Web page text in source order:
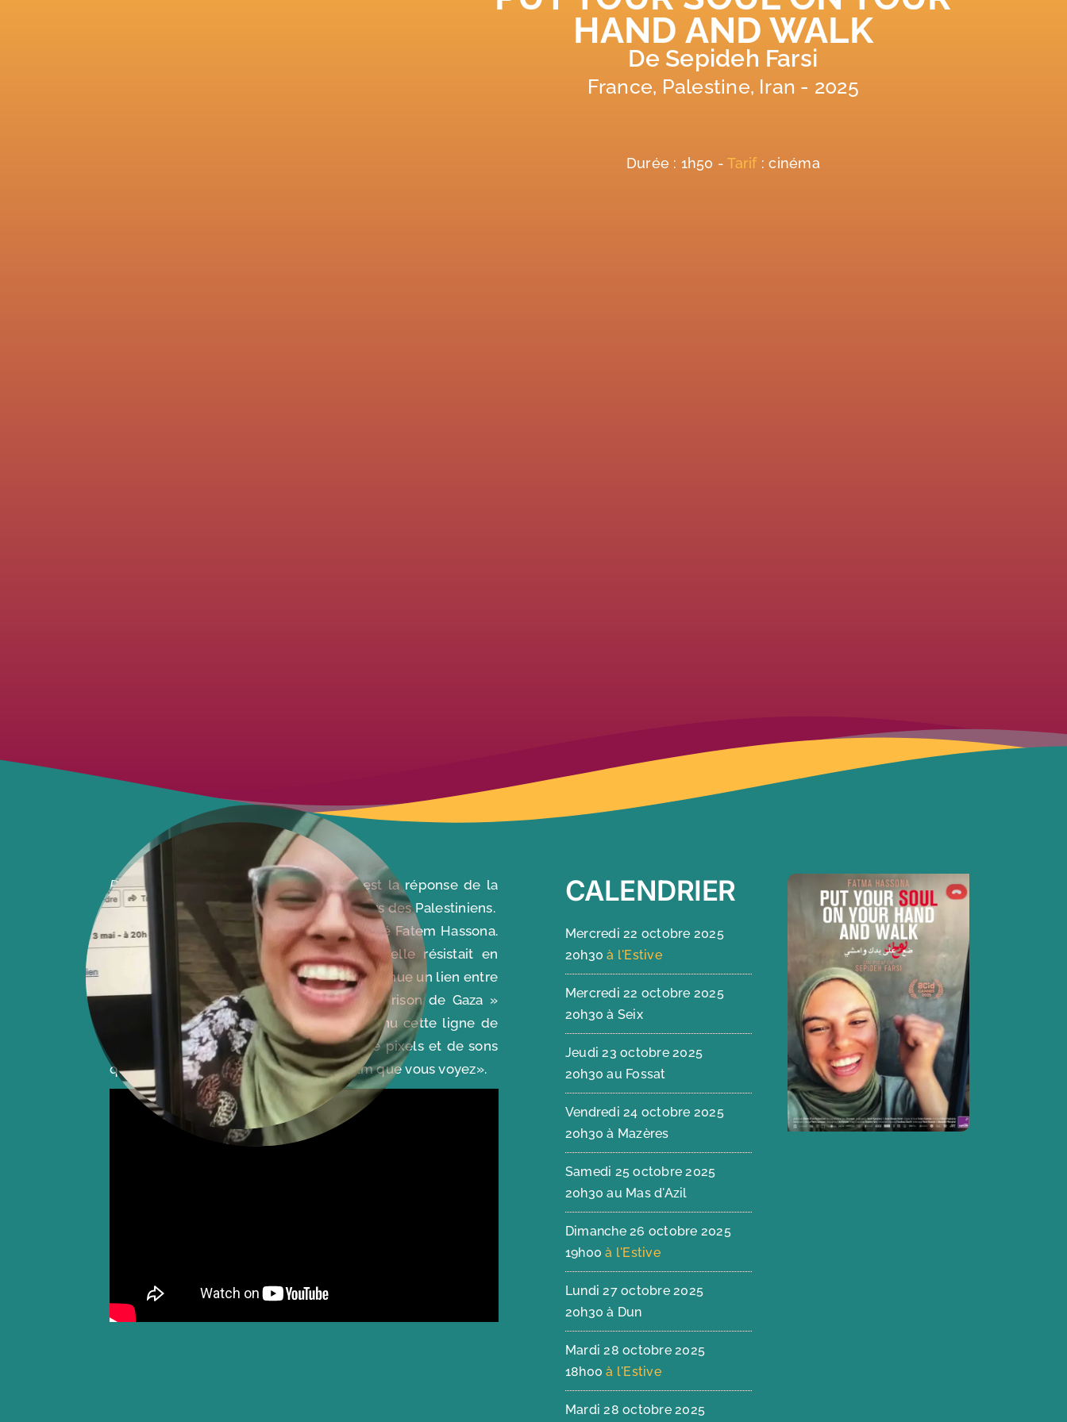
HAND AND WALK
De Sepideh Farsi
France, Palestine, Iran - 2025
Durée : 1h50 -Tarif : cinéma
Put your soul on your hand and walkest la réponse de la
cinéaste iranienne, aux massacres en cours des Palestiniens.
«Un miracle a eu lieu lorsque j’ai rencontré Fatem Hassona.
Elle est devenue mes yeux à Gaza, où elle résistait en
documentant la guerre, et moi, je suis devenue un lien entre
elle et le reste du monde, depuis sa « prison de Gaza »
comme elle le disait. Nous avons maintenu cette ligne de
vie pendant presque un an. Les bouts de pixels et de sons
que l’on a échangés sont devenus ce film que vous voyez».
CALENDRIER
Mercredi 22 octobre 2025
20h30à l'Estive
Mercredi 22 octobre 2025
20h30 à Seix
Jeudi 23 octobre 2025
20h30 au Fossat
Vendredi 24 octobre 2025
20h30 à Mazères
Samedi 25 octobre 2025
20h30 au Mas d'Azil
Dimanche 26 octobre 2025
19h00à l'Estive
Lundi 27 octobre 2025
20h30 à Dun
Mardi 28 octobre 2025
18h00à l'Estive
Mardi 28 octobre 2025